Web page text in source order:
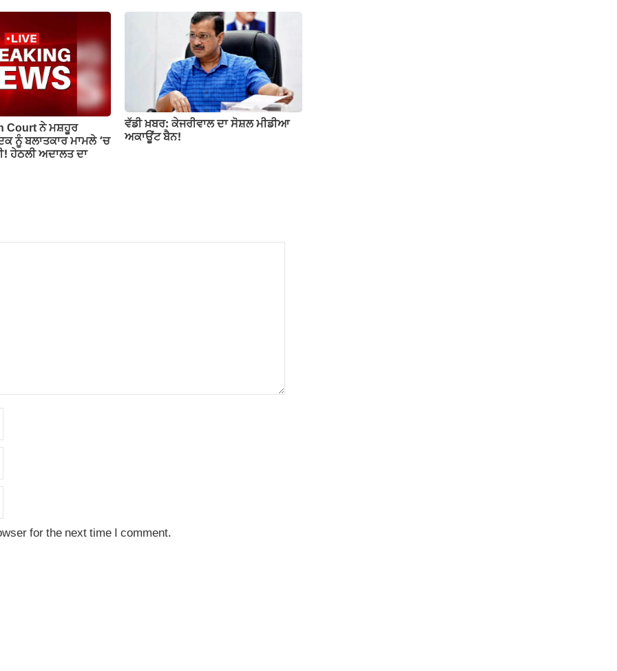
Court ਨੇ ਮਸ਼ਹੂਰ
ਨੂੰ ਬਲਾਤਕਾਰ ਮਾਮਲੇ ‘ਚ
ਹੇਠਲੀ ਅਦਾਲਤ ਦਾ
ਵੱਡੀ ਖ਼ਬਰ: ਕੇਜਰੀਵਾਲ ਦਾ ਸੋਸ਼ਲ ਮੀਡੀਆ
ਅਕਾਊਂਟ ਬੈਨ!
for the next time I comment.